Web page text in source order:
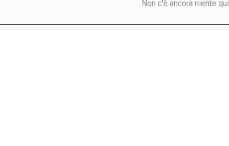
Non c'è ancora niente qui